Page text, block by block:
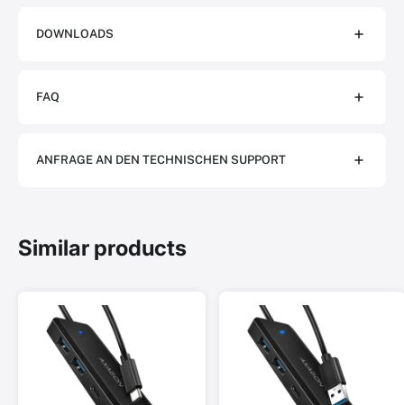
DOWNLOADS
FAQ
ANFRAGE AN DEN TECHNISCHEN SUPPORT
Similar products